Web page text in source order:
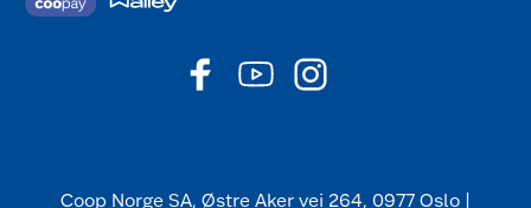
Coop Norge SA, Østre Aker vei 264, 0977 Oslo |